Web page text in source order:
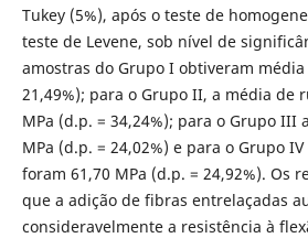
Tukey (5%), após o teste de
teste de Levene, sob nível de
amostras do Grupo I obtiveram média
21,49%); para o Grupo II, a média de
MPa (d.p. = 34,24%); para o Grupo III
MPa (d.p. = 24,02%) e para o Grupo
foram 61,70 MPa (d.p. = 24,92%). Os
que a adição de fibras entrelaçadas
consideravelmente a resistência à